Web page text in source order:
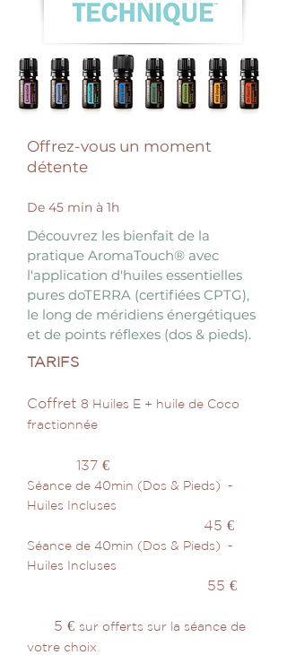
Offrez-vous un moment
détente
De 45 min à 1h
Découvrez les bienfait de la
pratique AromaTouch® avec
l'application d'huiles essentielles
pures doTERRA (certifiées CPTG),
le long de méridiens énergétiques
et de points réflexes (dos & pieds).
TARIFS
Coffret 8 Huiles E + huile de Coco
fractionnée
137 €
Séance de 40min (Dos & Pieds)
-
Huiles Incluses
45 €
Séance de 40min (Dos & Pieds) -
Huiles Incluses
55 €
5 € sur offerts sur la séance de
votre choix